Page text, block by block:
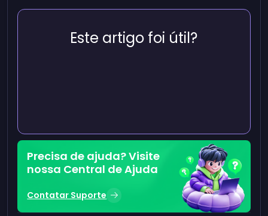
Este artigo foi útil?
Precisa de ajuda? Visite
nossa Central de Ajuda
Contatar Suporte